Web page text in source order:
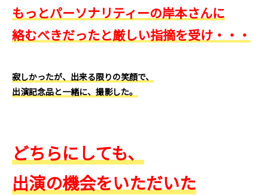
もっとパーソナリティーの岸本さんに
絡むべきだったと厳しい指摘を受け・・・
寂しかったが、出来る限りの笑顔で、
出演記念品と一緒に、撮影した。
どちらにしても、
出演の機会をいただいた